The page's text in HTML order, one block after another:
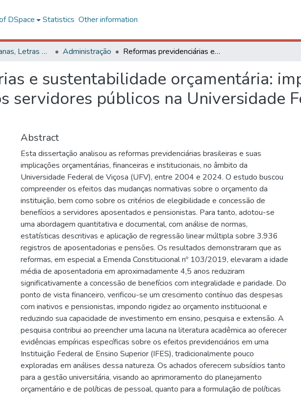
DSpace Statistics Other information
Ciências Humanas, Letras e Artes Administração Reformas previdenciárias e sustentabilidade orçamentária: implicações sobre os benefícios dos servidores públicos na Universidade Federal de Viçosa
e sustentabilidade orçamentária:
servidores públicos na Universidade
Abstract
Esta dissertação analisou as reformas previdenciárias brasileiras e suas
implicações orçamentárias, financeiras e institucionais, no âmbito da
Universidade Federal de Viçosa (UFV), entre 2004 e 2024. O estudo buscou
compreender os efeitos das mudanças normativas sobre o orçamento da
instituição, bem como sobre os critérios de elegibilidade e concessão de
benefícios a servidores aposentados e pensionistas. Para tanto, adotou-se
uma abordagem quantitativa e documental, com análise de normas,
estatísticas descritivas e aplicação de regressão linear múltipla sobre 3.936
registros de aposentadorias e pensões. Os resultados demonstraram que as
reformas, em especial a Emenda Constitucional nº 103/2019, elevaram a idade
média de aposentadoria em aproximadamente 4,5 anos reduziram
significativamente a concessão de benefícios com integralidade e paridade. Do
ponto de vista financeiro, verificou-se um crescimento contínuo das despesas
com inativos e pensionistas, impondo rigidez ao orçamento institucional e
reduzindo sua capacidade de investimento em ensino, pesquisa e extensão. A
pesquisa contribui ao preencher uma lacuna na literatura acadêmica ao oferecer
evidências empíricas específicas sobre os efeitos previdenciários em uma
Instituição Federal de Ensino Superior (IFES), tradicionalmente pouco
exploradas em análises dessa natureza. Os achados oferecem subsídios tanto
para a gestão universitária, visando ao aprimoramento do planejamento
orçamentário e de políticas de pessoal, quanto para a formulação de políticas